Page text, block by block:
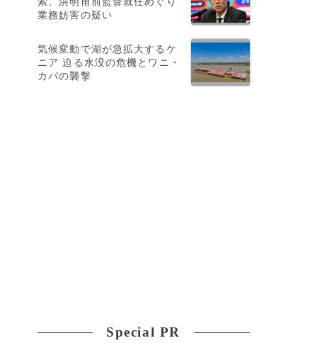
業務妨害の疑い
気候変動で湖が急拡大するケ
ニア 迫る水没の危機とワニ・
カバの襲撃
Special PR